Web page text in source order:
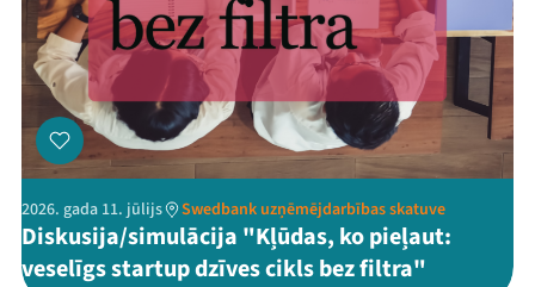
2026. gada 11. jūlijs Swedbank uzņēmējdarbības skatuve
Diskusija/simulācija "Kļūdas, ko pieļaut:
veselīgs startup dzīves cikls bez filtra"